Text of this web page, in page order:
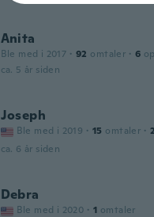
Anita
Ble med i 2017 · 92 omtaler · 6
ca. 5 år siden
Joseph
Ble med i 2019 · 15 omtaler · 2
ca. 6 år siden
Debra
Ble med i 2020 · 1 omtaler